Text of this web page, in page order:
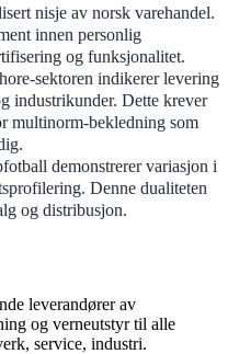
nisje av norsk varehandel.
innen personlig
og funksjonalitet.
sektoren indikerer levering
industrikunder. Dette krever
multinorm-bekledning som
demonstrerer variasjon i
Denne dualiteten
og distribusjon.
leverandører av
og verneutstyr til alle
service, industri.